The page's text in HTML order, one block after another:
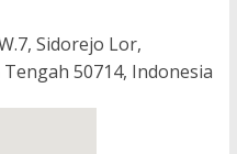
Sidorejo Lor,
50714, Indonesia